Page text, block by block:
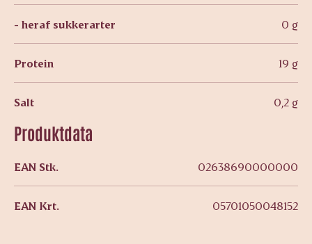
- heraf sukkerarter 0 g
Protein 19 g
Salt 0,2 g
Produktdata
EAN Stk. 02638690000000
EAN Krt. 05701050048152